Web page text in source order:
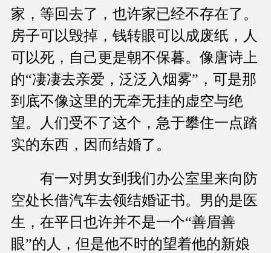
家，等回去了，也许家已经不存在了。
房子可以毁掉，钱转眼可以成废纸，人
可以死，自己更是朝不保暮。像唐诗上
的“凄凄去亲爱，泛泛入烟雾”，可是那
到底不像这里的无牵无挂的虚空与绝
望。人们受不了这个，急于攀住一点踏
实的东西，因而结婚了。
有一对男女到我们办公室里来向防
空处长借汽车去领结婚证书。男的是医
生，在平日也许并不是一个“善眉善
眼”的人，但是他不时的望着他的新娘